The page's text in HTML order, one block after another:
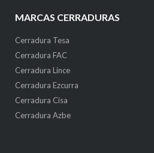
MARCAS CERRADURAS
Cerradura Tesa
Cerradura FAC
Cerradura Lince
Cerradura Ezcurra
Cerradura Cisa
Cerradura Azbe